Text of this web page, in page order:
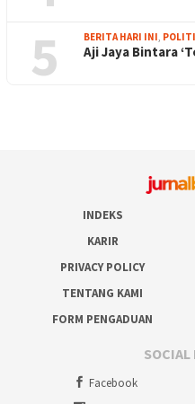
5 BERITA HARI INI
Aji Jaya Bintara
INDEKS
KARIR
PRIVACY POLICY
TENTANG KAMI
FORM PENGADUAN
SOCIAL
Facebook